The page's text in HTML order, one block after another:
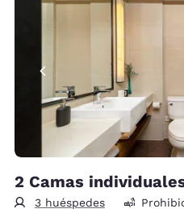
2 Camas
3 huéspedes